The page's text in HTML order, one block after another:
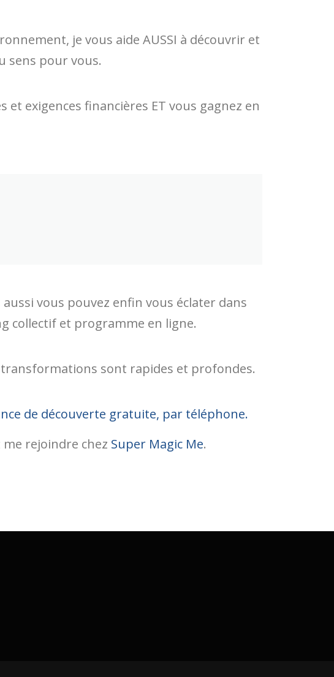
je vous aide AUSSI à découvrir et
sens pour vous.
exigences financières ET vous gagnez en
vous pouvez enfin vous éclater dans
collectif et programme en ligne.
transformations sont rapides et profondes.
de découverte gratuite, par téléphone.
rejoindre chez Super Magic Me.